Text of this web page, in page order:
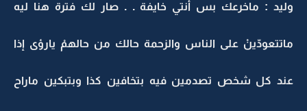
وليد : ماخرعك بس أنتي خايفة . . صار لك فترة هنا ليه
ماتتعودّينْ على الناس والزحمة حالك من حالهمْ يارؤى إذا
عند كل شخص تصدمين فيه بتخافين كذا وبتبكين ماراح